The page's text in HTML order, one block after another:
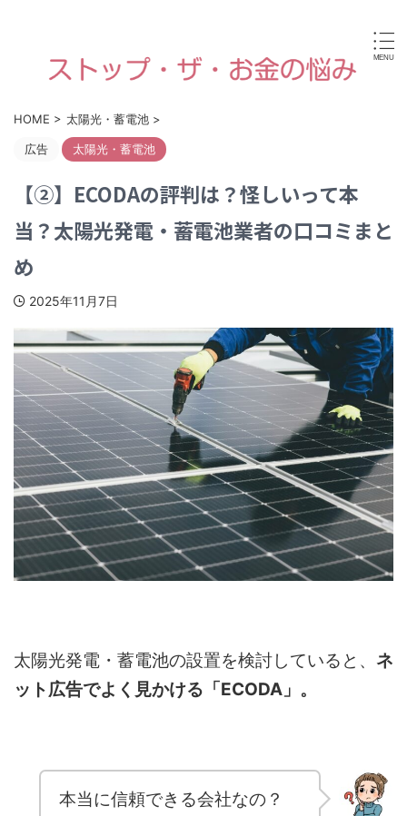
HOME > 太陽光・蓄電池 >
広告 太陽光・蓄電池
【②】ECODAの評判は？怪しいって本
当？太陽光発電・蓄電池業者の口コミまと
め
2025年11月7日
太陽光発電・蓄電池の設置を検討していると、 ネ
ット広告でよく見かける「ECODA」。
本当に信頼できる会社なの？